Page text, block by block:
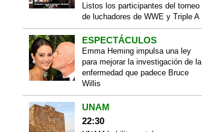
Listos los participantes del torneo
de luchadores de WWE y Triple A
ESPECTÁCULOS
Emma Heming impulsa una ley
para mejorar la investigación de la
enfermedad que padece Bruce
Willis
UNAM
22:30